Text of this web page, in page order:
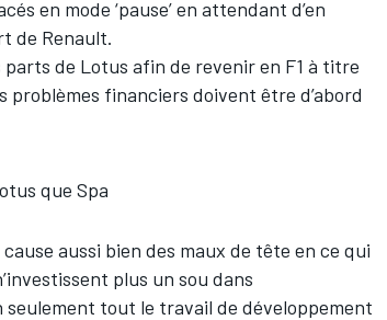
en mode ‘pause’ en attendant d’en
de Renault.
de Lotus afin de revenir en F1 à titre
financiers doivent être d’abord
que Spa
aussi bien des maux de tête en ce qui
plus un sou dans
seulement tout le travail de développement